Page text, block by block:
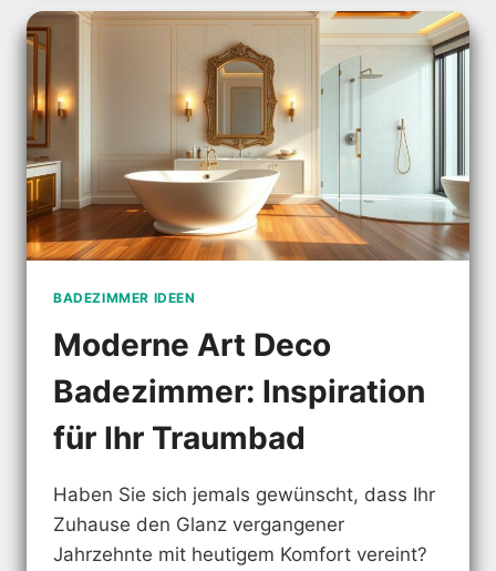
CHARME
ZUHAUSE
BADEZIMMER IDEEN
Moderne Art Deco
Badezimmer: Inspiration
für Ihr Traumbad
Haben Sie sich jemals gewünscht, dass Ihr
Zuhause den Glanz vergangener
Jahrzehnte mit heutigem Komfort vereint?